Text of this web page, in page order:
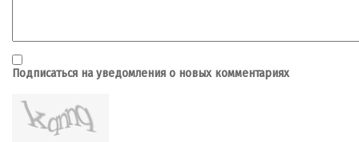
Подписаться на уведомления о новых комментариях